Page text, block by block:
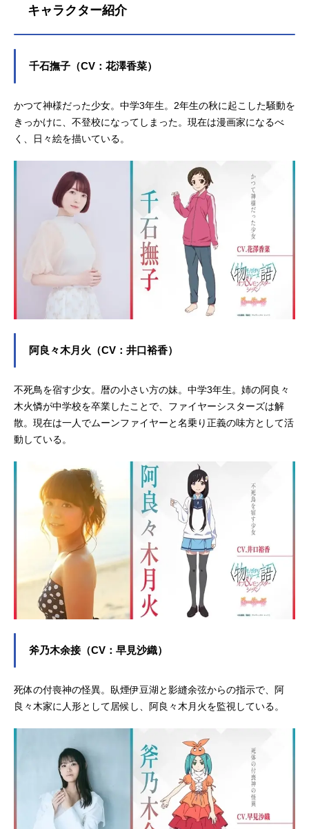
キャラクター紹介
千石撫子（CV：花澤香菜）
かつて神様だった少女。中学3年生。2年生の秋に起こした騒動を
きっかけに、不登校になってしまった。現在は漫画家になるべ
く、日々絵を描いている。
阿良々木月火（CV：井口裕香）
不死鳥を宿す少女。暦の小さい方の妹。中学3年生。姉の阿良々
木火憐が中学校を卒業したことで、ファイヤーシスターズは解
散。現在は一人でムーンファイヤーと名乗り正義の味方として活
動している。
斧乃木余接（CV：早見沙織）
死体の付喪神の怪異。臥煙伊豆湖と影縫余弦からの指示で、阿
良々木家に人形として居候し、阿良々木月火を監視している。